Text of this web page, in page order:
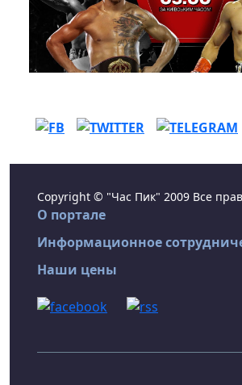
Copyright © "Час Пик" 2009 Все
О портале
Информационное
Наши цены